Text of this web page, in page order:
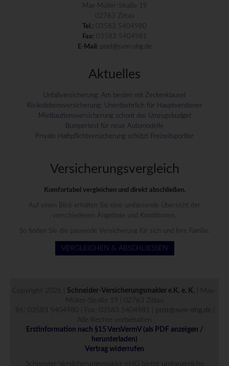
Max-Müller-Straße 19
02763 Zittau
Tel.: 03583 5404980
Fax: 03583 5404981
E-Mail: post@svm-ohg.de
Aktuelles
Unfallversicherung: Am besten mit Zeckenklausel
Risikolebensversicherung: Unentbehrlich für Hauptverdiener
Mietkautionsversicherung schont das Umzugsbudget
Bumpertest für neue Automodelle
Private Haftpflichtversicherung schützt Freizeitsportler
Versicherungs­vergleich
Komfortabel vergleichen und direkt abschließen.
Auf einen Blick erhalten Sie eine umfassende Übersicht der
verschiedenen Angebote und Konditionen.
So finden Sie die passende Versicherung für sich und Ihre Familie.
VERGLEICHEN & ABSCHLIESSEN
Copyright 2026 | Schneider-Versicherungsmakler e.K. e. K. | Max-
Müller-Straße 19 | 02763 Zittau
Tel.: 03583 5404980 | Fax: 03583 5404981 | post@svm-ohg.de
Alle Rechte vorbehalten
Erstinformation nach §15 VersVermV (als PDF anzeigen /
herunterladen)
Vertrag widerrufen
Schneider-Versicherungsmakler oHG bietet umfangreiche